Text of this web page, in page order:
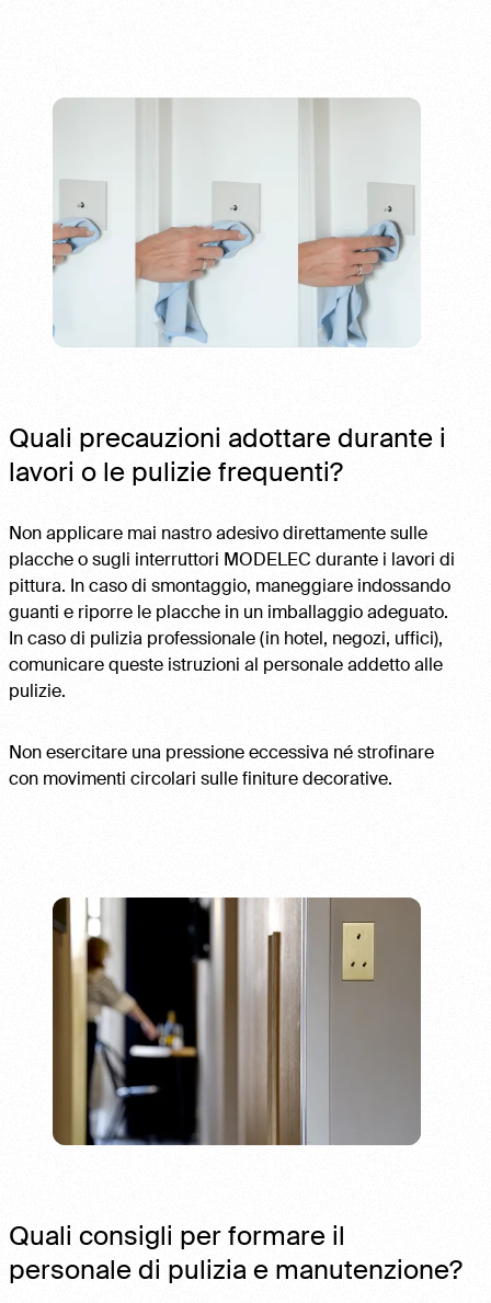
Quali precauzioni adottare durante i
lavori o le pulizie frequenti?
Non applicare mai nastro adesivo direttamente sulle
placche o sugli interruttori MODELEC durante i lavori di
pittura. In caso di smontaggio, maneggiare indossando
guanti e riporre le placche in un imballaggio adeguato.
In caso di pulizia professionale (in hotel, negozi, uffici),
comunicare queste istruzioni al personale addetto alle
pulizie.
Non esercitare una pressione eccessiva né strofinare
con movimenti circolari sulle finiture decorative.
Quali consigli per formare il
personale di pulizia e manutenzione?